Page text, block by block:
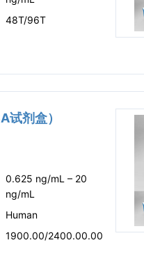
48T/96T
剂盒）
0.625 ng/mL – 20
ng/mL
Human
1900.00/2400.00.00